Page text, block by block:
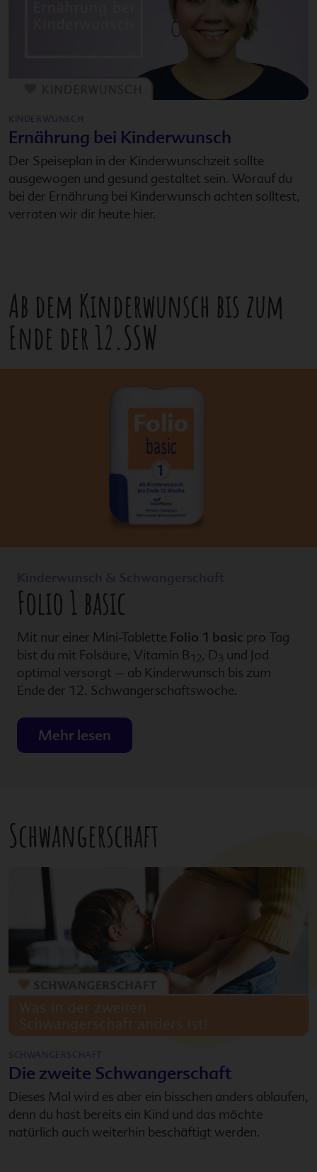
KINDERWUNSCH
Ernährung bei Kinderwunsch
Der Speiseplan in der Kinderwunschzeit sollte
ausgewogen und gesund gestaltet sein. Worauf du
bei der Ernährung bei Kinderwunsch achten solltest,
verraten wir dir heute hier.
Ab dem Kinderwunsch bis zum
Ende der 12.SSW
Kinderwunsch & Schwangerschaft
Folio 1 basic
Mit nur einer Mini-Tablette Folio 1 basic pro Tag
bist du mit Folsäure, Vitamin B12, D3 und Jod
optimal versorgt – ab Kinderwunsch bis zum
Ende der 12. Schwangerschaftswoche.
Mehr lesen
Schwangerschaft
SCHWANGERSCHAFT
Die zweite Schwangerschaft
Dieses Mal wird es aber ein bisschen anders ablaufen,
denn du hast bereits ein Kind und das möchte
natürlich auch weiterhin beschäftigt werden.